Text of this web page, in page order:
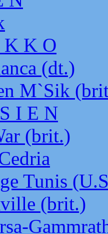
K K O
(dt.)
M`Sik
I E N
(brit.)
Tunis
(brit.)